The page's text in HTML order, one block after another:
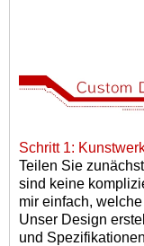
Schritt 1:
Teilen Sie
sind keine
mir einfach,
Unser Design
und